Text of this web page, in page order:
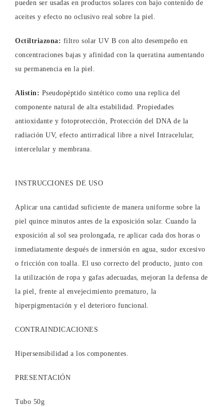
pueden ser usadas en productos solares con bajo contenido de
aceites y efecto no oclusivo real sobre la piel.
Octiltriazona: filtro solar UV B con alto desempeño en
concentraciones bajas y afinidad con la queratina aumentando
su permanencia en la piel.
Alistin: Pseudopéptido sintético como una replica del
componente natural de alta estabilidad. Propiedades
antioxidante y fotoprotección, Protección del DNA de la
radiación UV, efecto antirradical libre a nivel Intracelular,
intercelular y membrana.
INSTRUCCIONES DE USO
Aplicar una cantidad suficiente de manera uniforme sobre la
piel quince minutos antes de la exposición solar. Cuando la
exposición al sol sea prolongada, re aplicar cada dos horas o
inmediatamente después de inmersión en agua, sudor excesivo
o fricción con toalla. El uso correcto del producto, junto con
la utilización de ropa y gafas adecuadas, mejoran la defensa de
la piel, frente al envejecimiento prematuro, la
hiperpigmentación y el deterioro funcional.
CONTRAINDICACIONES
Hipersensibilidad a los componentes.
PRESENTACIÓN
Tubo 50g